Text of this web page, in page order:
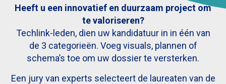
Heeft u een innovatief en duurzaam project om
te valoriseren?
Techlink-leden, dien uw kandidatuur in in één van
de 3 categorieën. Voeg visuals, plannen of
schema’s toe om uw dossier te versterken.
Een jury van experts selecteert de laureaten van de